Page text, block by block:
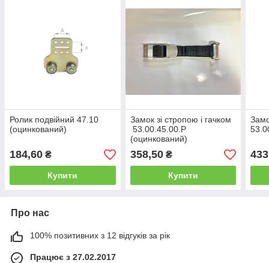
Ролик подвійний 47.10
(оцинкований)
184,60 ₴
Купити
Замок зі стропою і гачком
53.00.45.00.P
(оцинкований)
358,50₴
Купити
Про нас
100% позитивних з 12 відгуків за рік
Працює з 27.02.2017